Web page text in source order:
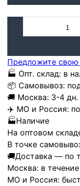
Предложите свою
🏭 Опт. склад: в
📦 Самовывоз:
🚚 Москва: 3-4 дн.
✈️ МО и Россия:
🏭Наличие
На оптовом
В точке
🚚Доставка — по
Москва: в
МО и Россия: